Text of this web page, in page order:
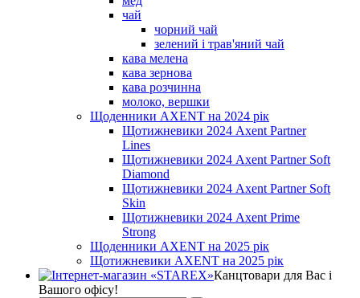
чай
чорний чай
зелений і трав'яний чай
кава мелена
кава зернова
кава розчинна
молоко, вершки
Щоденники AXENT на 2024 рік
Щотижневики 2024 Axent Partner
Lines
Щотижневики 2024 Axent Partner Soft
Diamond
Щотижневики 2024 Axent Partner Soft
Skin
Щотижневики 2024 Axent Prime
Strong
Щоденники AXENT на 2025 рік
Щотижневики AXENT на 2025 рік
Канцтовари для Вас і
Вашого офісу!